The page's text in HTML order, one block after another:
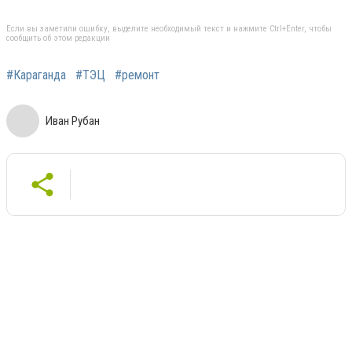
Если вы заметили ошибку, выделите необходимый текст и нажмите Ctrl+Enter, чтобы
сообщить об этом редакции
#Караганда #ТЭЦ #ремонт
Иван Рубан